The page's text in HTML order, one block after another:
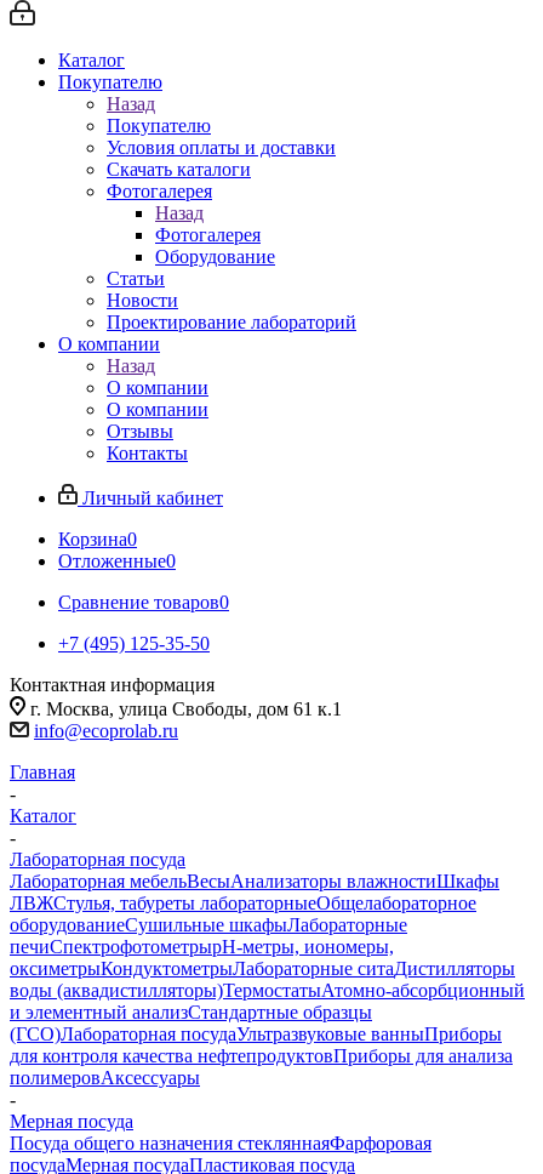
Каталог
Покупателю
Назад
Покупателю
Условия оплаты и доставки
Скачать каталоги
Фотогалерея
Назад
Фотогалерея
Оборудование
Статьи
Новости
Проектирование лабораторий
О компании
Назад
О компании
О компании
Отзывы
Контакты
Личный кабинет
Корзина0
Отложенные0
Сравнение товаров0
+7 (495) 125-35-50
Контактная информация
г. Москва, улица Свободы, дом 61 к.1
info@ecoprolab.ru
Главная
-
Каталог
-
Лабораторная посуда
Лабораторная мебельВесыАнализаторы влажностиШкафы
ЛВЖСтулья, табуреты лабораторныеОбщелабораторное
оборудованиеСушильные шкафыЛабораторные
печиСпектрофотометрыpH-метры, иономеры,
оксиметрыКондуктометрыЛабораторные ситаДистилляторы
воды (аквадистилляторы)ТермостатыАтомно-абсорбционный
и элементный анализСтандартные образцы
(ГСО)Лабораторная посудаУльтразвуковые ванныПриборы
для контроля качества нефтепродуктовПриборы для анализа
полимеровАксессуары
-
Мерная посуда
Посуда общего назначения стекляннаяФарфоровая
посудаМерная посудаПластиковая посуда